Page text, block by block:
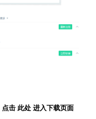
点击 此处 进入下载页面